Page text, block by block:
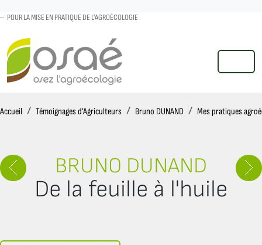
POUR LA MISE EN PRATIQUE DE L'AGROÉCOLOGIE
MENU
Accueil AccueilTémoignages d’Agriculteurs Bruno DUNAND Mes pratiques
BRUNO DUNAND
De la feuille à l'huile